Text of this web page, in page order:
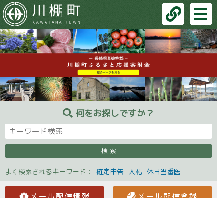
何をお探しですか？
検索
よく検索されるキーワード： 確定申告 入札 休日当番医